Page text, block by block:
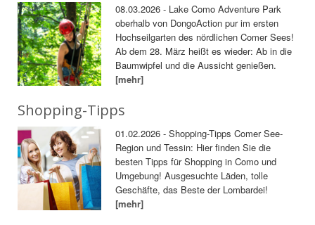
08.03.2026 - Lake Como Adventure Park
oberhalb von DongoAction pur im ersten
Hochseilgarten des nördlichen Comer Sees!
Ab dem 28. März heißt es wieder: Ab in die
Baumwipfel und die Aussicht genießen.
[mehr]
Shopping-Tipps
01.02.2026 - Shopping-Tipps Comer See-
Region und Tessin: Hier finden Sie die
besten Tipps für Shopping in Como und
Umgebung! Ausgesuchte Läden, tolle
Geschäfte, das Beste der Lombardei!
[mehr]